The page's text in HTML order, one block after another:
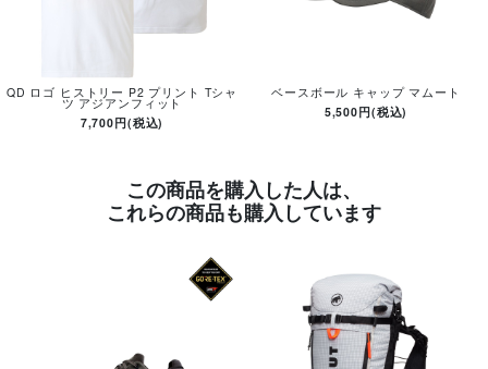
QD ロゴ ヒストリー P2 プリント Tシャ
ツ アジアンフィット
7,700円(税込)
ベースボール キャップ マムート
5,500円(税込)
この商品を購入した人は、
これらの商品も購入しています